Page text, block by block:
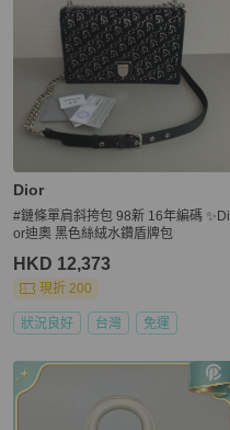
Dior
#鏈條單肩斜挎包 98新 16年編碼 ✨Di
or迪奧 黑色絲絨水鑽盾牌包
HKD 12,373
現折 200
狀況良好 台灣 免運